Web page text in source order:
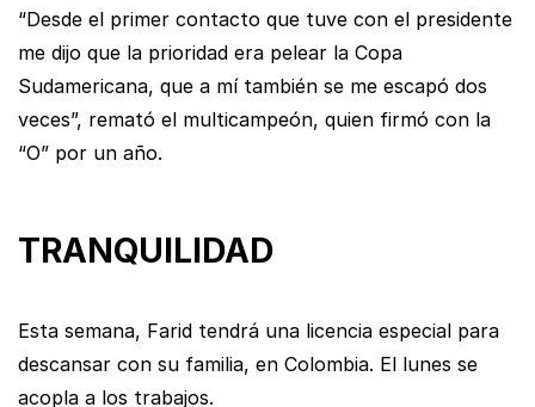
“Desde el primer contacto que tuve con el presidente
me dijo que la prioridad era pelear la Copa
Sudamericana, que a mí también se me escapó dos
veces”, remató el multicampeón, quien firmó con la
“O” por un año.
TRANQUILIDAD
Esta semana, Farid tendrá una licencia especial para
descansar con su familia, en Colombia. El lunes se
acopla a los trabajos.